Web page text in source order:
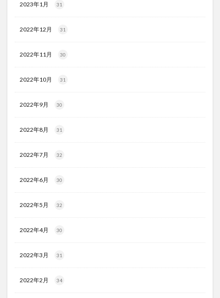
2023年1月 31
2022年12月 31
2022年11月 30
2022年10月 31
2022年9月 30
2022年8月 31
2022年7月 32
2022年6月 30
2022年5月 32
2022年4月 30
2022年3月 31
2022年2月 34